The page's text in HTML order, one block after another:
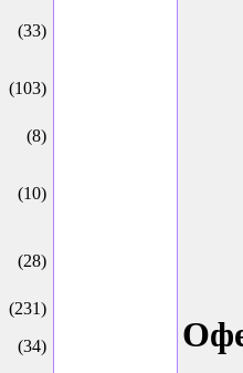
(33)
(103)
(8)
(10)
(28)
(231)
(34)